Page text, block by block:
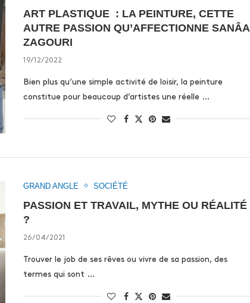
ART PLASTIQUE : LA PEINTURE, CETTE
AUTRE PASSION QU’AFFECTIONNE SANÂA
ZAGOURI
19/12/2022
Bien plus qu’une simple activité de loisir, la peinture
constitue pour beaucoup d’artistes une réelle …
GRAND ANGLE SOCIÉTÉ
PASSION ET TRAVAIL, MYTHE OU RÉALITÉ
?
26/04/2021
Trouver le job de ses rêves ou vivre de sa passion, des
termes qui sont …